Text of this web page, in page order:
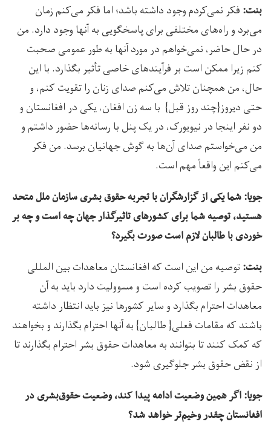
بنت: فکر نمی‌کردم وجود داشته باشد؛ اما فکر می‌کنم زمان
می‌برد و راه‌های مختلفی برای پاسخگویی به آنها وجود دارد. من
در حال حاضر، نمی‌خواهم در مورد آنها به طور عمومی صحبت
کنم زیرا ممکن است بر فرآیندهای خاصی تأثیر بگذارد. با این
حال، من همچنان تلاش می‌کنم صدای زنان را تقویت کنم، و
حتی دیروز{چند روز قبل} با سه زن افغان، یکی در افغانستان و
دو نفر اینجا در نیویورک، در یک پنل با رسانه‌ها حضور داشتم و
من می‌خواستم صدای آن‌ها به گوش جهانیان برسد. من فکر
می‌کنم این واقعاً مهم است.
جویا: شما یکی از گزارشگران با تجربه حقوق بشری سازمان ملل متحد
هستید، توصیه شما برای کشورهای تاثیرگذار جهان چه است و چه بر
خوردی با طالبان لازم است صورت بگیرد؟
بنت:توصیه من این است که افغانستان معاهدات بین المللی
حقوق بشر را تصویب کرده است و مسوولیت دارد باید به آن
معاهدات احترام بگذارد و سایر کشورها نیز باید انتظار داشته
باشند که مقامات فعلی{ طالبان} به آنها احترام بگذارند و بخواهند
که کمک کنند تا بتوانند به معاهدات حقوق بشر احترام بگذارند تا
از نقض حقوق بشر جلوگیری شود.
جویا: اگر همین وضعیت ادامه پیدا کند، وضعیت حقوق‌بشری در
افغانستان چقدر وخیم‌تر خواهد شد؟